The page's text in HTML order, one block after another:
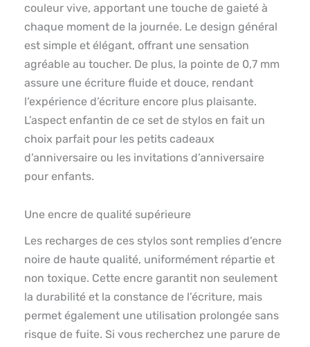
couleur vive, apportant une touche de gaieté à
chaque moment de la journée. Le design général
est simple et élégant, offrant une sensation
agréable au toucher. De plus, la pointe de 0,7 mm
assure une écriture fluide et douce, rendant
l’expérience d’écriture encore plus plaisante.
L’aspect enfantin de ce set de stylos en fait un
choix parfait pour les petits cadeaux
d’anniversaire ou les invitations d’anniversaire
pour enfants.
Une encre de qualité supérieure
Les recharges de ces stylos sont remplies d’encre
noire de haute qualité, uniformément répartie et
non toxique. Cette encre garantit non seulement
la durabilité et la constance de l’écriture, mais
permet également une utilisation prolongée sans
risque de fuite. Si vous recherchez une parure de